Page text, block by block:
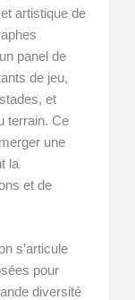
artistique de
panel de
de jeu,
et
terrain. Ce
une
la
et de
s’articule
pour
diversité